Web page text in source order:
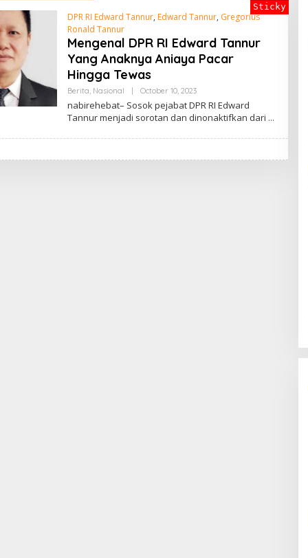
DPR RI Edward Tannur, Edward Tannur, Gregorius
Ronald Tannur
Mengenal DPR RI Edward Tannur
Yang Anaknya Aniaya Pacar
Hingga Tewas
Berita, Nasional October 10, 2023By
nabirehebat– Sosok pejabat DPR RI Edward
Tannur menjadi sorotan dan dinonaktifkan dari
Sticky